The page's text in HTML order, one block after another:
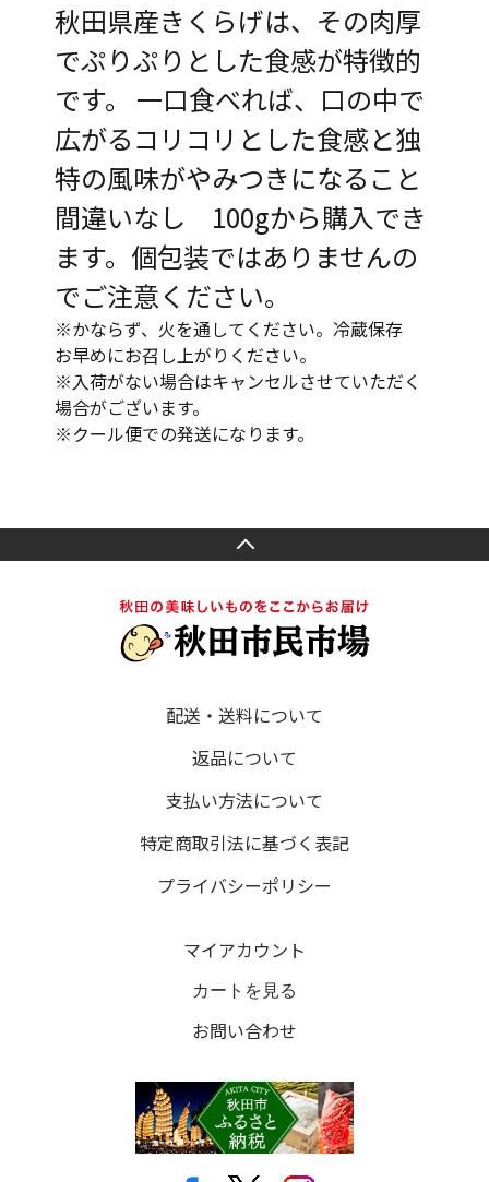
秋田県産きくらげは、その肉厚
でぷりぷりとした食感が特徴的
です。 一口食べれば、口の中で
広がるコリコリとした食感と独
特の風味がやみつきになること
間違いなし 100gから購入でき
ます。個包装ではありませんの
でご注意ください。
※かならず、火を通してください。冷蔵保存
お早めにお召し上がりください。
※入荷がない場合はキャンセルさせていただく
場合がございます。
※クール便での発送になります。
配送・送料について
返品について
支払い方法について
特定商取引法に基づく表記
プライバシーポリシー
マイアカウント
カートを見る
お問い合わせ